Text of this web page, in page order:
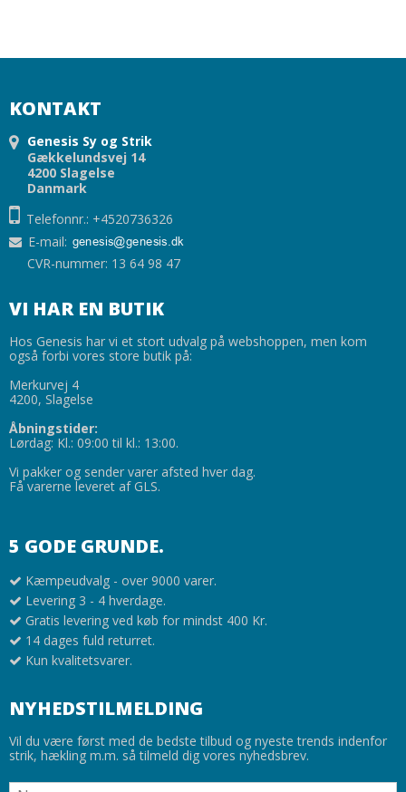
KONTAKT
Genesis Sy og Strik
Gækkelundsvej 14
4200 Slagelse
Danmark
Telefonnr.: +4520736326
E-mail:
CVR-nummer: 13 64 98 47
VI HAR EN BUTIK
Hos Genesis har vi et stort udvalg på webshoppen, men kom
også forbi vores store butik på:
Merkurvej 4
4200, Slagelse
Åbningstider:
Lørdag: Kl.: 09:00 til kl.: 13:00.
Vi pakker og sender varer afsted hver dag.
Få varerne leveret af GLS.
5 GODE GRUNDE.
Kæmpeudvalg - over 9000 varer.
Levering 3 - 4 hverdage.
Gratis levering ved køb for mindst 400 Kr.
14 dages fuld returret.
Kun kvalitetsvarer.
NYHEDSTILMELDING
Vil du være først med de bedste tilbud og nyeste trends indenfor
strik, hækling m.m. så tilmeld dig vores nyhedsbrev.